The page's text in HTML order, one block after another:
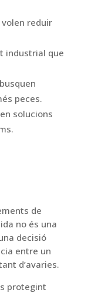
reduir
industrial que
peces.
solucions
de
no és una
decisió
entre un
d’avaries.
protegint